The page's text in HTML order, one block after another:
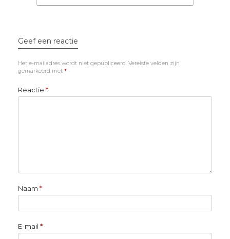
Geef een reactie
Het e-mailadres wordt niet gepubliceerd. Vereiste velden zijn
gemarkeerd met *
Reactie *
Naam *
E-mail *